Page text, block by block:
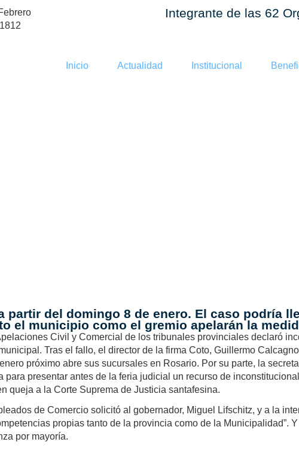
Integrante de las 62
Inicio Actualidad Institucional
partir del domingo 8 de enero. El caso podría
el municipio como el gremio apelarán la
Civil y Comercial de los tribunales provinciales declaró
Tras el fallo, el director de la firma Coto, Guillermo
próximo abre sus sucursales en Rosario. Por su parte, la
para presentar antes de la feria judicial un recurso de
queja a la Corte Suprema de Justicia santafesina.
de Comercio solicitó al gobernador, Miguel Lifschitz, y a la
propias tanto de la provincia como de la Municipalidad”.
por mayoría.